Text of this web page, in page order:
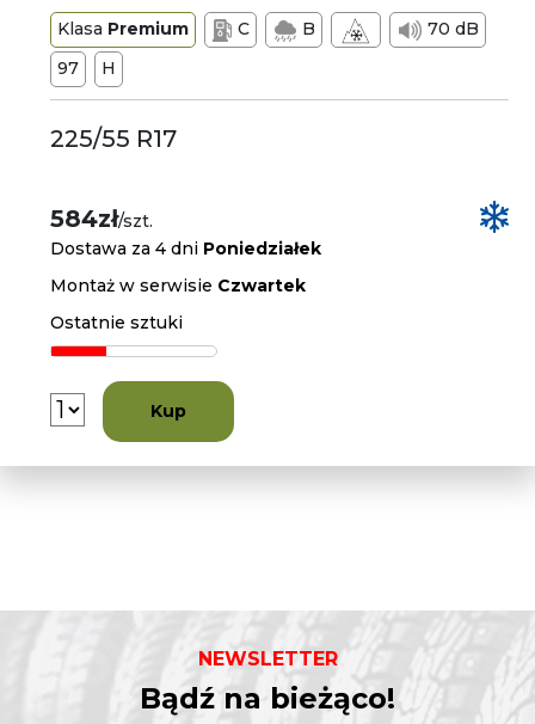
Klasa Premium C B
70 dB
97
H
225/55 R17
584zł/szt.
Dostawa za 4 dni Poniedziałek
Montaż w serwisie Czwartek
Ostatnie sztuki
Kup
NEWSLETTER
Bądź na bieżąco!